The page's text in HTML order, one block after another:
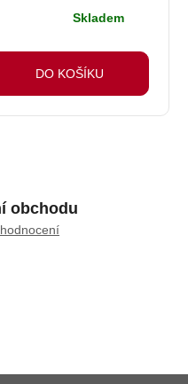
Skladem
DO KOŠÍKU
obchodu